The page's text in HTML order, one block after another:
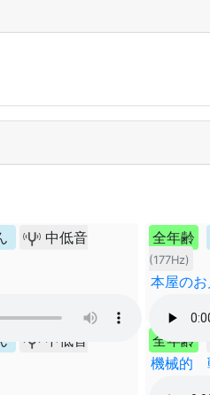
中低音 全年齢
(177Hz)
本屋の
中低音 全年齢
機械的